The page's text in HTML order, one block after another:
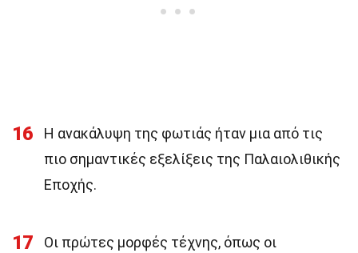
16
Η ανακάλυψη της φωτιάς ήταν μια από τις
πιο σημαντικές εξελίξεις της Παλαιολιθικής
Εποχής.
17 Οι πρώτες μορφές τέχνης, όπως οι